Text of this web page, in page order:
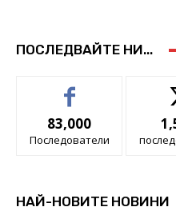
ПОСЛЕДВАЙТЕ НИ...
83,000
Последователи
НАЙ-НОВИТЕ НОВИНИ